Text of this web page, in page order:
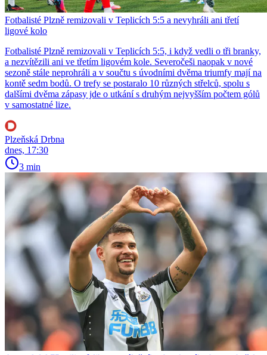
Fotbalisté Plzně remizovali v Teplicích 5:5 a nevyhráli ani třetí
ligové kolo
Fotbalisté Plzně remizovali v Teplicích 5:5, i když vedli o tři branky,
a nezvítězili ani ve třetím ligovém kole. Severočeši naopak v nové
sezoně stále neprohráli a v součtu s úvodními dvěma triumfy mají na
kontě sedm bodů. O trefy se postaralo 10 různých střelců, spolu s
dalšími dvěma zápasy jde o utkání s druhým nejvyšším počtem gólů
v samostatné lize.
Plzeňská Drbna
dnes, 17:30
3 min